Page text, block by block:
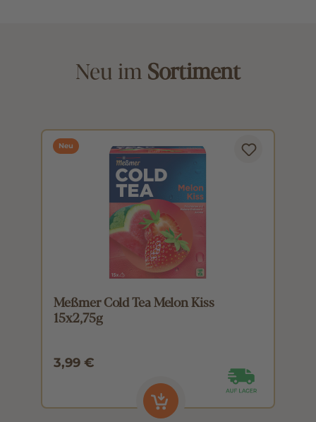
Neu im Sortiment
Neu
Meßmer Cold Tea Melon Kiss
15x2,75g
3,99 €